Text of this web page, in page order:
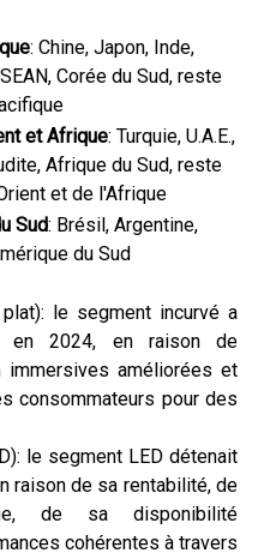
: Chine, Japon, Inde,
Corée du Sud, reste
et Afrique: Turquie, U.A.E.,
Afrique du Sud, reste
et de l'Afrique
Sud: Brésil, Argentine,
du Sud
le segment incurvé a
en 2024, en raison de
immersives améliorées et
consommateurs pour des
le segment LED détenait
raison de sa rentabilité, de
de sa disponibilité
cohérentes à travers